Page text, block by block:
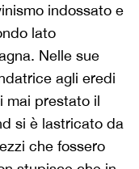
indossato e
lato
Nelle sue
agli eredi
mai prestato il
si è lastricato da
che fossero